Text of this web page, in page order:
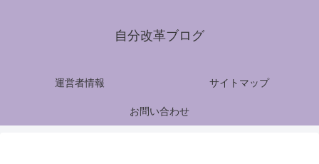
自分改革ブログ
運営者情報 サイトマップ
お問い合わせ